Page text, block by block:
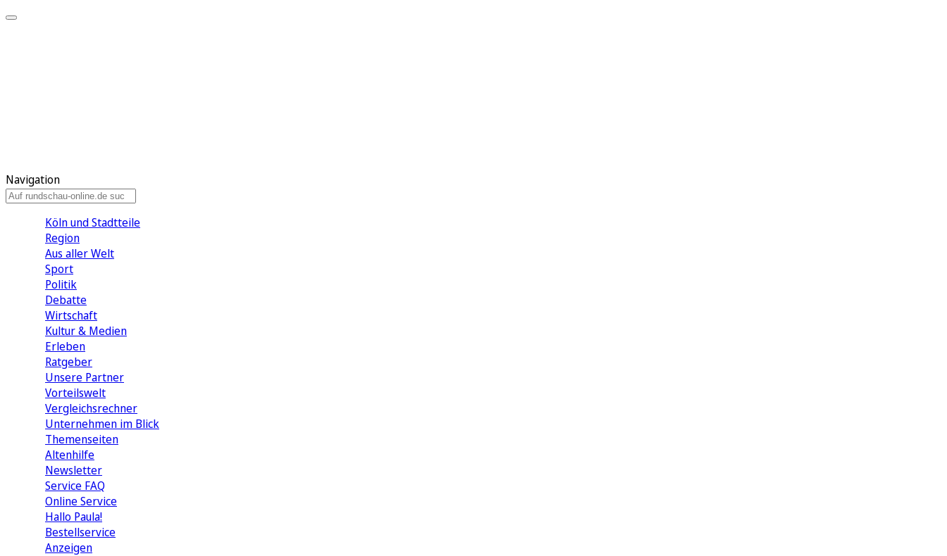
Navigation
Köln und Stadtteile
Region
Aus aller Welt
Sport
Politik
Debatte
Wirtschaft
Kultur & Medien
Erleben
Ratgeber
Unsere Partner
Vorteilswelt
Vergleichsrechner
Unternehmen im Blick
Themenseiten
Altenhilfe
Newsletter
Service FAQ
Online Service
Hallo Paula!
Bestellservice
Anzeigen